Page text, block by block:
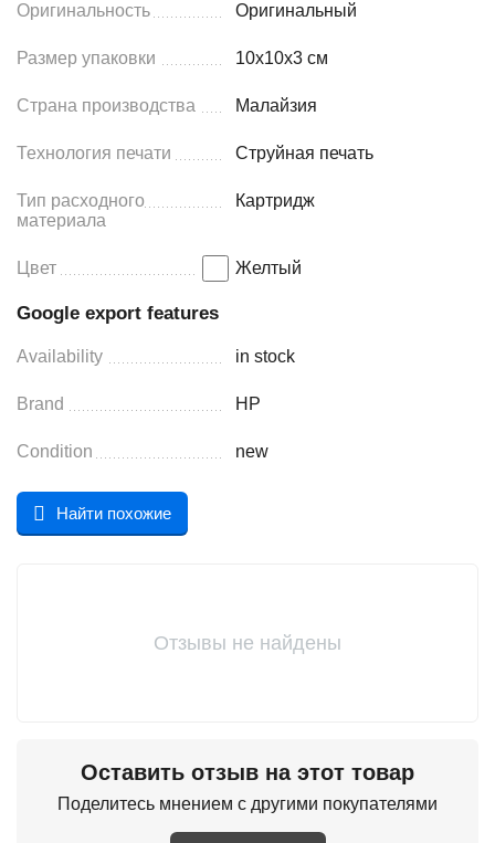
Оригинальность Оригинальный
Размер упаковки 10x10x3 см
Страна производства Малайзия
Технология печати Струйная печать
Тип расходного
материала
Картридж
Цвет Желтый
Google export features
Availability in stock
Brand HP
Condition new
Найти похожие
Отзывы не найдены
Оставить отзыв на этот товар
Поделитесь мнением с другими покупателями